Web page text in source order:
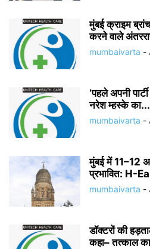
मुंबई क्राइम
करने वाले
mumbaivarta -
‘पहले अपनी
नरेश म्हस्के का...
mumbaivarta -
मुंबई में 11–12
प्रभावित: H-
mumbaivarta -
डॉक्टरों की
कहा– तत्काल